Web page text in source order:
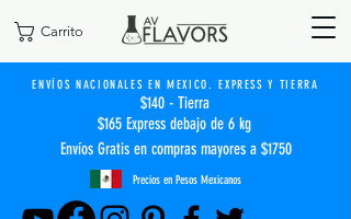
Carrito
ENVÍOS NACIONALES EN MEXICO. EXPRESS Y TIERRA
$140 - Tierra
$165 Express debajo de 6 kg
Envíos Gratis en compras mayores a $1750
Precios en Pesos Mexicanos